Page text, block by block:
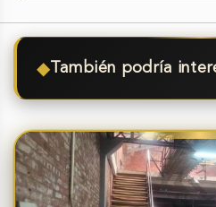
◆También podría